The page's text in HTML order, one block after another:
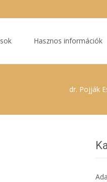
Hasznos információk
dr. Pojják